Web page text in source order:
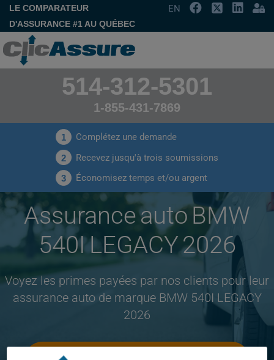
LE COMPARATEUR
D'ASSURANCE #1 AU QUÉBEC
EN
514-312-5301
1-855-431-7869
1 Complétez une demande
2 Recevez jusqu'à trois soumissions
3 Économisez temps et/ou argent
Assurance auto BMW
540I LEGACY 2026
Voyez les primes payées par nos clients pour leur
assurance auto de marque BMW 540I LEGACY
2026